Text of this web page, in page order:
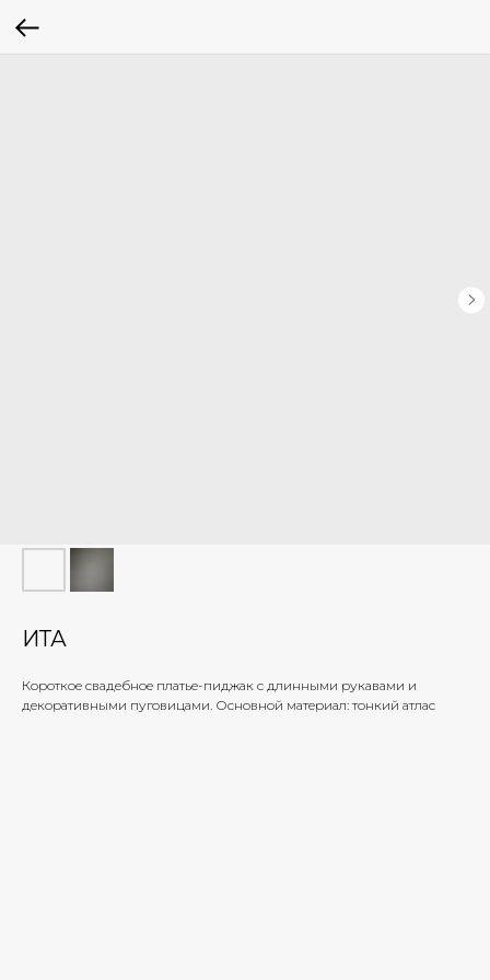
ИТА
Короткое свадебное платье-пиджак с длинными рукавами и
декоративными пуговицами. Основной материал: тонкий атлас